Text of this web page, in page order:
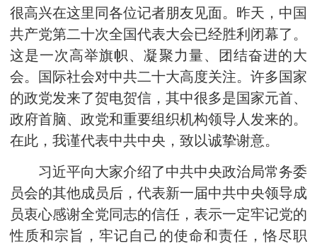
很高兴在这里同各位记者朋友见面。昨天，中国
共产党第二十次全国代表大会已经胜利闭幕了。
这是一次高举旗帜、凝聚力量、团结奋进的大
会。国际社会对中共二十大高度关注。许多国家
的政党发来了贺电贺信，其中很多是国家元首、
政府首脑、政党和重要组织机构领导人发来的。
在此，我谨代表中共中央，致以诚挚谢意。
习近平向大家介绍了中共中央政治局常务委
员会的其他成员后，代表新一届中共中央领导成
员衷心感谢全党同志的信任，表示一定牢记党的
性质和宗旨，牢记自己的使命和责任，恪尽职